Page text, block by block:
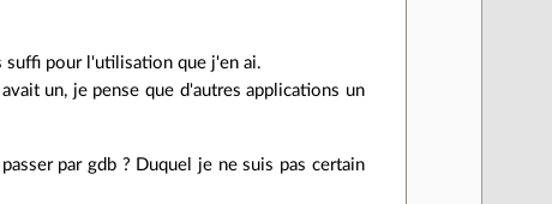
suffi pour l'utilisation que j'en ai.
un, je pense que d'autres applications un
par gdb ? Duquel je ne suis pas certain